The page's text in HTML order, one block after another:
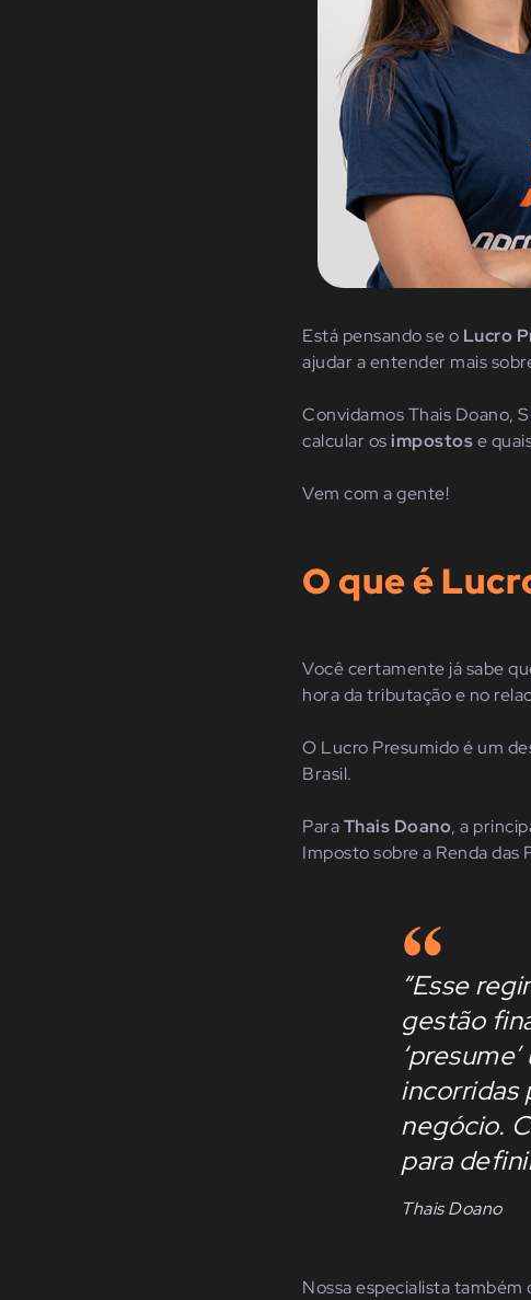
Está pensando se o Lucro
ajudar a entender mais
Convidamos Thais Doano,
calcular osimpostose
Vem com a gente!
O que é
Você certamente já sabe
hora da tributação e no
O Lucro Presumido é um
Brasil.
ParaThais Doano, a
Imposto sobre a Renda
“Esse
gestão
incorridas
negócio.
para
Thais Doano
Nossa especialista também